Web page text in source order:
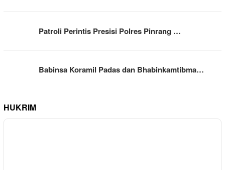
Patroli Perintis Presisi Polres Pinrang …
Babinsa Koramil Padas dan Bhabinkamtibma…
HUKRIM